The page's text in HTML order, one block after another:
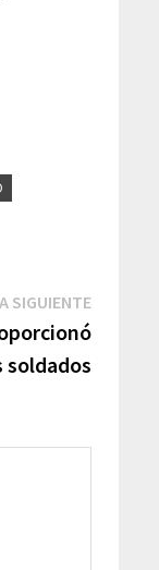
SIGUIENTEEntrada
siguiente:
soldados